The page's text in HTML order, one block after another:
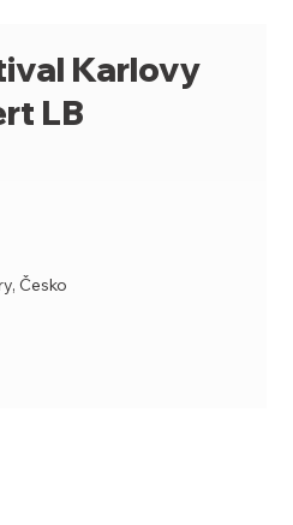
Karlovy
LB
Česko